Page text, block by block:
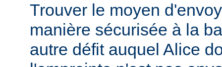
Trouver le moyen
manière sécurisée à la
autre défit auquel Alice